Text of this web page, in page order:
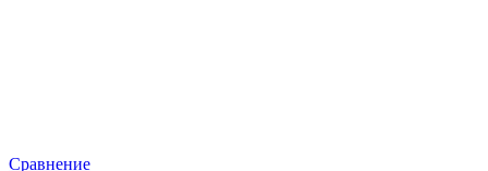
Сравнение